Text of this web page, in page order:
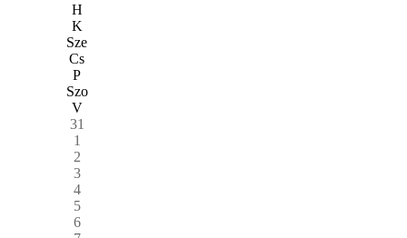
H
K
Sze
Cs
P
Szo
V
31
1
2
3
4
5
6